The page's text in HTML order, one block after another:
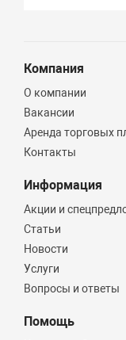
Компания
О компании
Вакансии
Аренда торговых
Контакты
Информация
Акции и
Статьи
Новости
Услуги
Вопросы и ответы
Помощь